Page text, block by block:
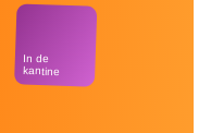
In de
kantine